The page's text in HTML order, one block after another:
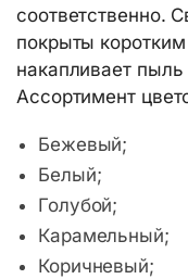
соответственно.
покрыты
накапливает пыль
Ассортимент
Бежевый;
Белый;
Голубой;
Карамельный;
Коричневый;